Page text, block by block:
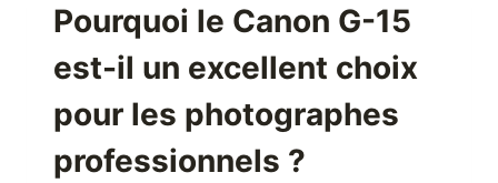
ANNÉE
EN
INVESTISSANT
L’UN
MEILLEURS
Pourquoi le Canon G-15
est-il un excellent choix
pour les photographes
professionnels ?